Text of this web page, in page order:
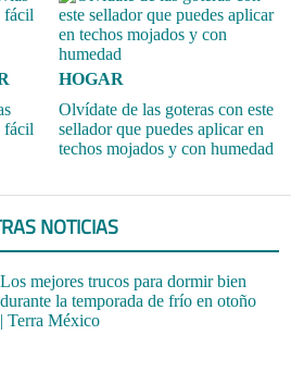
fácil
HOGAR
Olvídate de las goteras con este
sellador que puedes aplicar en
techos mojados y con humedad
NOTICIAS
Los mejores trucos para dormir bien
durante la temporada de frío en otoño
| Terra México